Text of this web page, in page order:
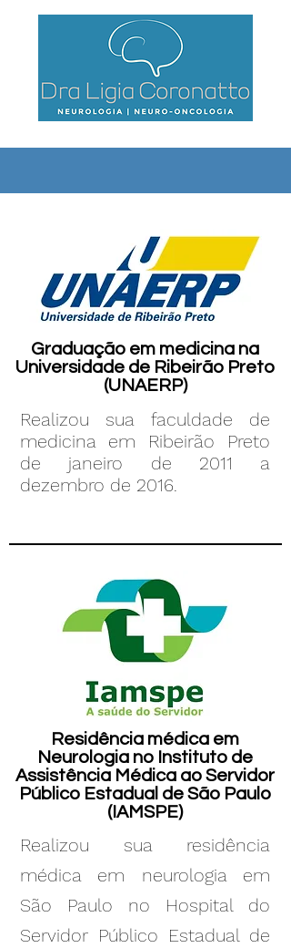
Graduação em medicina na
Universidade de Ribeirão Preto
(UNAERP)
Realizou sua faculdade de
medicina em Ribeirão Preto
de janeiro de 2011 a
dezembro de 2016.
Residência médica em
Neurologia no Instituto de
Assistência Médica ao Servidor
Público Estadual de São Paulo
(IAMSPE)
Realizou sua residência
médica em neurologia em
São Paulo no Hospital do
Servidor Público Estadual de